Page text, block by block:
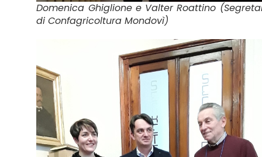
Domenica Ghiglione e Valter Roattino
di Confagricoltura Mondovì)